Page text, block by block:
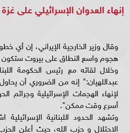
إنهاء العدوان الإسرائيلي على غزة
وقال وزير الخارجية الإيراني، إن أي
هجوم واسع النطاق على بيروت ستكون
وخلال لقائه مع رئيس الحكومة
عبداللهيان:" إنه من الضروري أن
لإنهاء الهجمات الإسرائيلية
أسرع وقت ممكن".
وتشهد الحدود اللبنانية
الاحتلال و حزب الله، حيث أعلن